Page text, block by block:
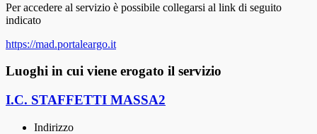
Per accedere al servizio è possibile collegarsi al link di seguito
indicato
https://mad.portaleargo.it
Luoghi in cui viene erogato il servizio
I.C. STAFFETTI MASSA2
Indirizzo